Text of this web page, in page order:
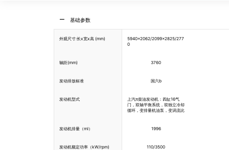
基础参数
外观尺寸:长x宽x高 (mm)
5940x2062/2099x2825/277
0
轴距(mm) 3760
发动排放标准 国六b
发动机型式
上汽π柴油发动机：四缸16气
门，双轴平衡系统，双独立冷却
循环，变排量机油泵，变涡流比
发动机排量（ml） 1996
发动机额定功率（kW/rpm) 110/3500